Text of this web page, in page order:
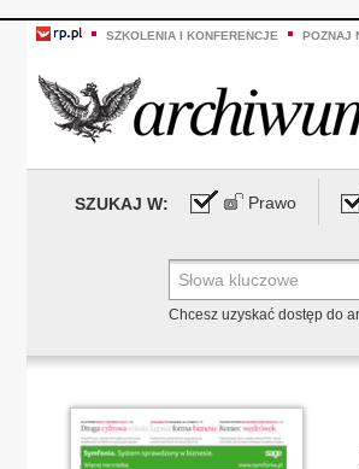
SZKOLENIA I KONFERENCJE POZNAJ
SZUKAJ W: Prawo
Chcesz uzyskać dostęp do